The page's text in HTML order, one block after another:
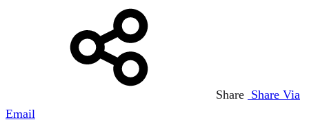
Share Share Via
Email